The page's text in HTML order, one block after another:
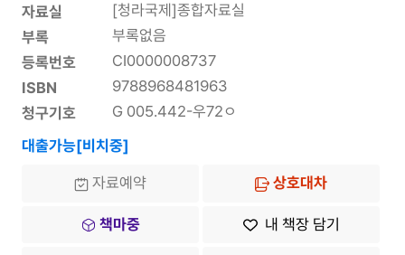
자료실
[청라국제]종합자료실
부록
부록없음
등록번호
CI0000008737
ISBN
9788968481963
청구기호
G 005.442-우72ㅇ
대출가능[비치중]
자료예약 상호대차
책마중 내 책장 담기